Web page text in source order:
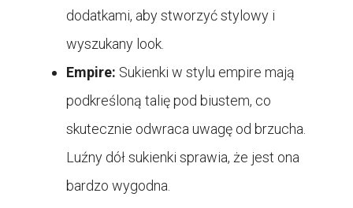
dodatkami, aby stworzyć stylowy i
wyszukany look.
Empire: Sukienki w stylu empire mają
podkreśloną talię pod biustem, co
skutecznie odwraca uwagę od brzucha.
Luźny dół sukienki sprawia, że jest ona
bardzo wygodna.